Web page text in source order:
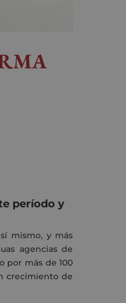
período y
mismo, y más
agencias de
por más de 100
crecimiento de